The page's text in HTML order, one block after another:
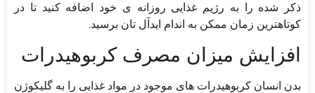
ذکر شده را به رژیم غذایی روزانه ی خود اضافه کنید تا در
کوتاهترین زمان ممکن به اندام ایدآل تان برسید.
افزایش میزان مصرف کربوهیدرات
بدن انسان کربوهیدرات های موجود در مواد غذایی را به گلیکوژن